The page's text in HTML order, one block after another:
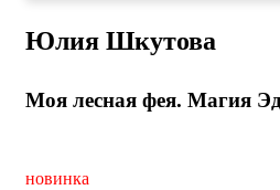
Юлия Шкутова
Моя лесная фея. Магия
новинка